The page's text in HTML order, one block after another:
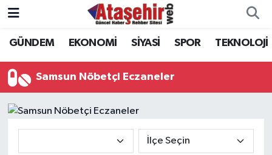
GÜNDEM EKONOMİ SİYASİ SPOR TEKNOLOJİ
Samsun Nöbetçi Eczaneler
Hava Durumu
Trafik Durumu
Süper Lig Puan Durumu ve Fikstür